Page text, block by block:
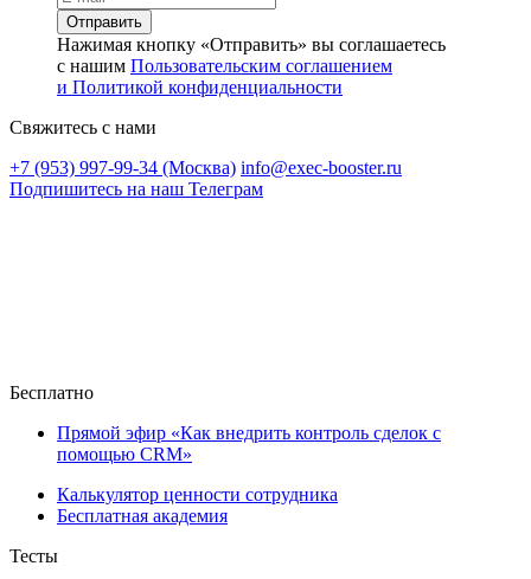
Нажимая кнопку «Отправить» вы соглашаетесь
с нашим Пользовательским соглашением
и Политикой конфиденциальности
Свяжитесь с нами
+7 (953) 997-99-34 (Москва) info@exec-booster.ru
Подпишитесь на наш Телеграм
Бесплатно
Прямой эфир «Как внедрить контроль сделок с
помощью CRM»
Калькулятор ценности сотрудника
Бесплатная академия
Тесты